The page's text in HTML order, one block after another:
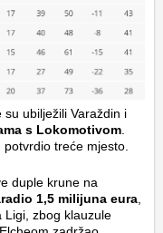
ubilježili Varaždin i
s Lokomotivom.
treće mjesto.
duple krune na
1,5 milijuna eura,
Ligi, zbog klauzule